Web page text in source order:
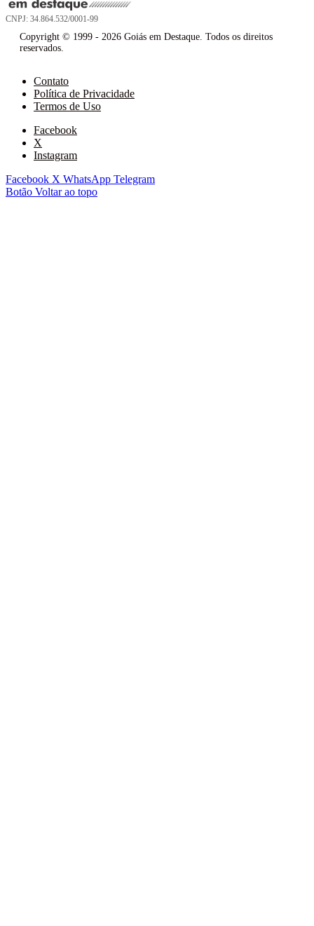
CNPJ: 34.864.532/0001-99
Copyright © 1999 - 2026 Goiás em Destaque. Todos os direitos
reservados.
Contato
Política de Privacidade
Termos de Uso
Facebook
X
Instagram
Facebook X WhatsApp Telegram
Botão Voltar ao topo